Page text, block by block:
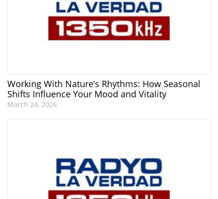
Working With Nature’s Rhythms: How Seasonal
Shifts Influence Your Mood and Vitality
March 24, 2026